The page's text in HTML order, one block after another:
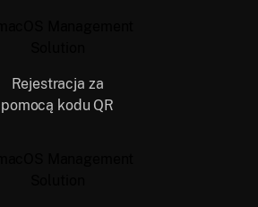
Rejestracja za
pomocą kodu QR